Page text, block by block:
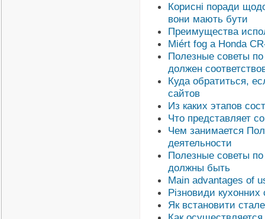
Корисні поради
вони мають бути
Преимущества
Miért fog a Honda
Полезные советы
должен
Куда обратиться,
сайтов
Из каких этапов
Что представляет
Чем занимается
деятельности
Полезные советы
должны быть
Main advantages of
Різновиди кухонних
Як встановити